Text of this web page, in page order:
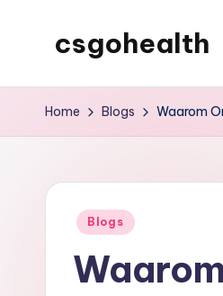
csgohealth
Home Blogs Waarom
Posted
Blogs